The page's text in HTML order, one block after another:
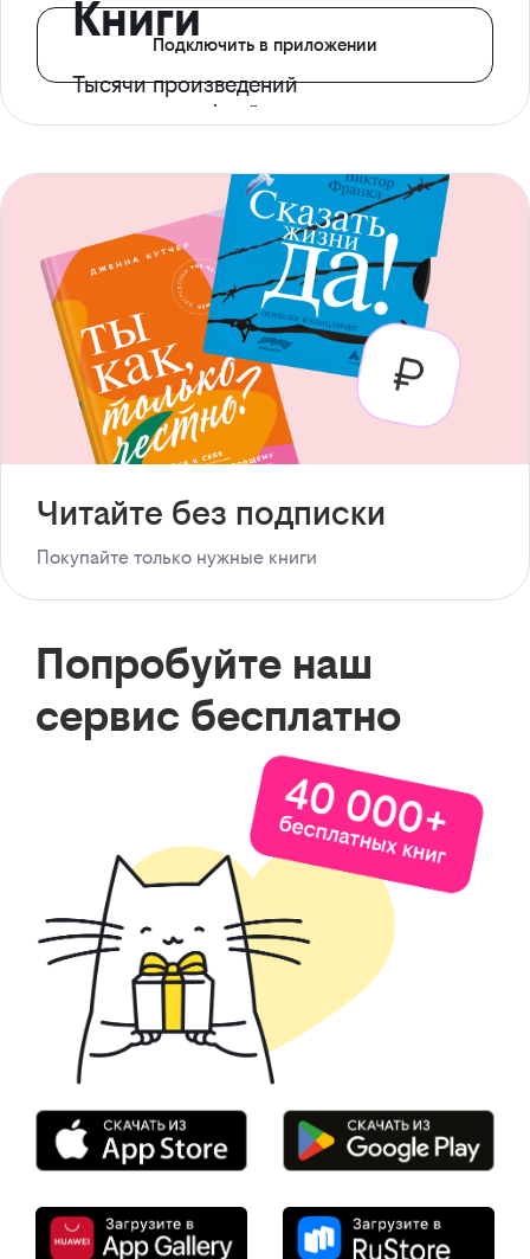
Книги
Тысячи произведений
с доступом офлайн
Подключить в приложении
Читайте без подписки
Покупайте только нужные книги
Попробуйте наш
сервис бесплатно